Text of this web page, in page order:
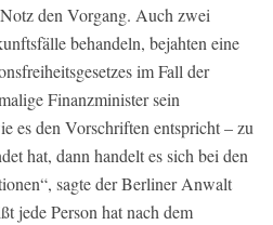
den Vorgang. Auch zwei
behandeln, bejahten eine
im Fall der
Finanzminister sein
es den Vorschriften entspricht – zu
hat, dann handelt es sich bei den
sagte der Berliner Anwalt
jede Person hat nach dem